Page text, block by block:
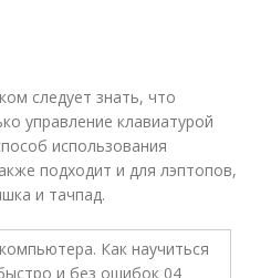
следует знать, что
управление клавиатурой
использования
подходит и для лэптопов,
и тачпад.